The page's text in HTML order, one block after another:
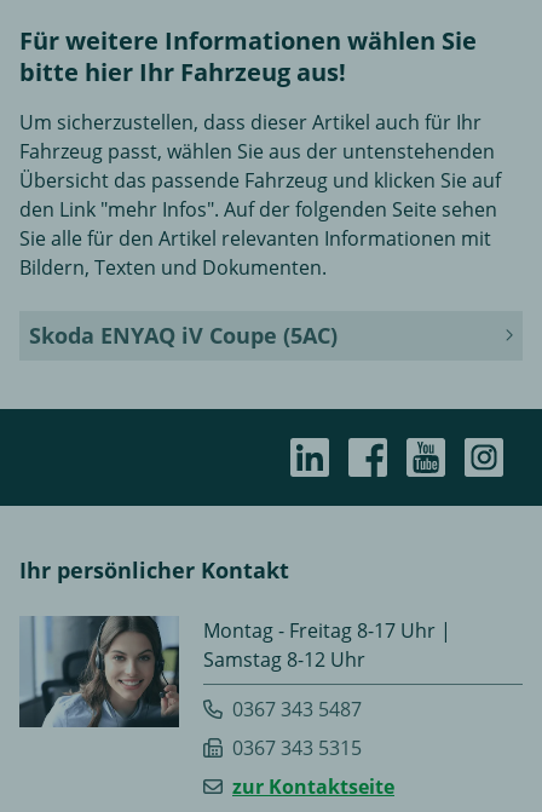
Für weitere Informationen wählen Sie
bitte hier Ihr Fahrzeug aus!
Um sicherzustellen, dass dieser Artikel auch für Ihr
Fahrzeug passt, wählen Sie aus der untenstehenden
Übersicht das passende Fahrzeug und klicken Sie auf
den Link "mehr Infos". Auf der folgenden Seite sehen
Sie alle für den Artikel relevanten Informationen mit
Bildern, Texten und Dokumenten.
Skoda ENYAQ iV Coupe (5AC)
Ihr persönlicher Kontakt
Montag - Freitag 8-17 Uhr |
Samstag 8-12 Uhr
0367 343 5487
0367 343 5315
zur Kontaktseite